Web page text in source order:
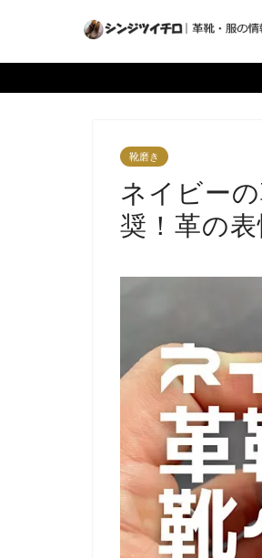
靴磨き
ネイビー
奨！革の